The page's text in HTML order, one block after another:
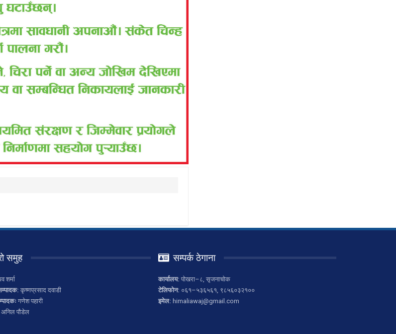
समुह
शर्मा
कृष्णप्रसाद दवाडी
गणेश पहारी
पौडेल
सम्पर्क ठेगाना
कार्यालय: पोखरा–८, सृजनाचोक
टेलिफोन: ०६१–५३६५६१, ९८५६०३२१००
इमेल: himaliawaj@gmail.com